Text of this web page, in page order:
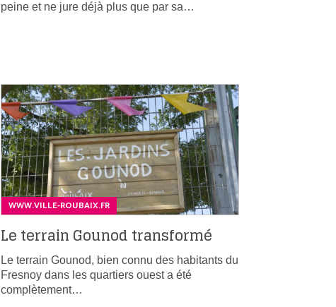
peine et ne jure déjà plus que par sa…
WWW.VILLE-ROUBAIX.FR
Le terrain Gounod transformé
Le terrain Gounod, bien connu des habitants du
Fresnoy dans les quartiers ouest a été
complètement…